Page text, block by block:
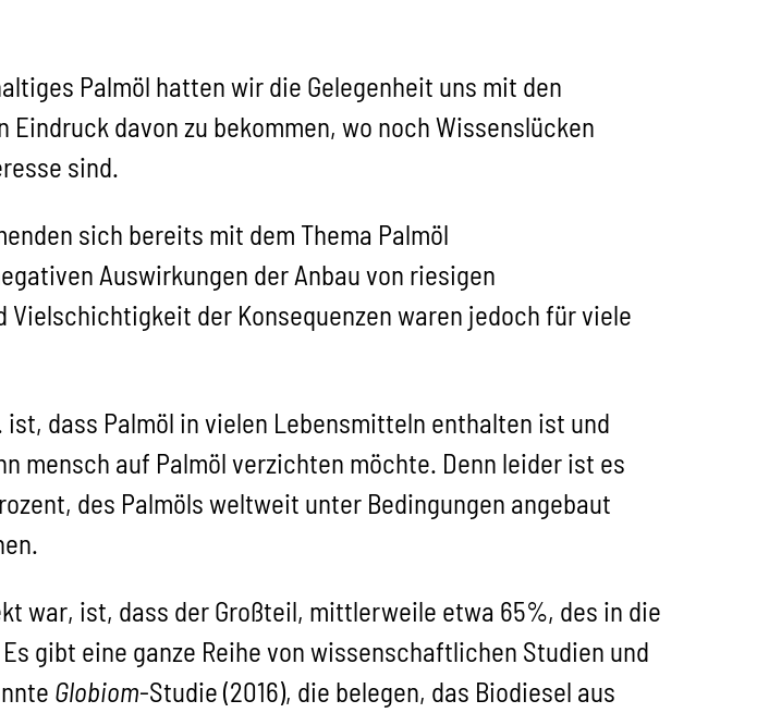
Palmöl hatten wir die Gelegenheit uns mit den
davon zu bekommen, wo noch Wissenslücken
sind.
sich bereits mit dem Thema Palmöl
Auswirkungen der Anbau von riesigen
der Konsequenzen waren jedoch für viele
dass Palmöl in vielen Lebensmitteln enthalten ist und
mensch auf Palmöl verzichten möchte. Denn leider ist es
des Palmöls weltweit unter Bedingungen angebaut
war, ist, dass der Großteil, mittlerweile etwa 65%, des in die
gibt eine ganze Reihe von wissenschaftlichen Studien und
Globiom-Studie (2016), die belegen, das Biodiesel aus